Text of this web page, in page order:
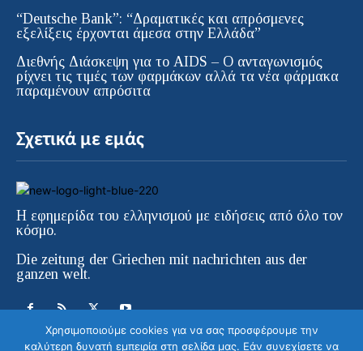
“Deutsche Bank”: “Δραματικές και απρόσμενες
εξελίξεις έρχονται άμεσα στην Ελλάδα”
Διεθνής Διάσκεψη για το AIDS – Ο ανταγωνισμός
ρίχνει τις τιμές των φαρμάκων αλλά τα νέα φάρμακα
παραμένουν απρόσιτα
Σχετικά με εμάς
Η εφημερίδα του ελληνισμού με ειδήσεις από όλο τον
κόσμο.
Die zeitung der Griechen mit nachrichten aus der
ganzen welt.
Χρησιμοποιούμε cookies για να σας προσφέρουμε την
καλύτερη δυνατή εμπειρία στη σελίδα μας. Εάν συνεχίσετε να